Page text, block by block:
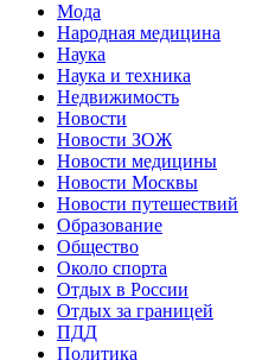
Мода
Народная медицина
Наука
Наука и техника
Недвижимость
Новости
Новости ЗОЖ
Новости медицины
Новости Москвы
Новости путешествий
Образование
Общество
Около спорта
Отдых в России
Отдых за границей
ПДД
Политика